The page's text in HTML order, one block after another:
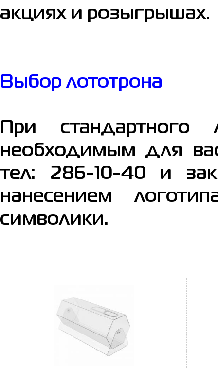
акциях и розыгрышах.
Выбор лототрона
При стандартного
необходимым для
тел: 286-10-40 и
нанесением
символики.